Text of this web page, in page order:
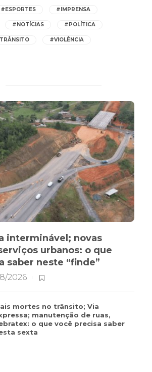
#ESPORTES #IMPRENSA
#NOTÍCIAS #POLÍTICA
#VIOLÊNCIA
interminável; novas
urbanos: o que
saber neste “finde”
2026
mortes no trânsito; Via
manutenção de ruas,
o que você precisa saber
sexta